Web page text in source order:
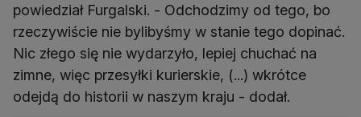
powiedział Furgalski. - Odchodzimy od tego, bo
rzeczywiście nie bylibyśmy w stanie tego dopinać.
Nic złego się nie wydarzyło, lepiej chuchać na
zimne, więc przesyłki kurierskie, (...) wkrótce
odejdą do historii w naszym kraju - dodał.